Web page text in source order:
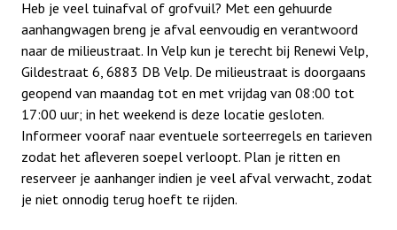
Heb je veel tuinafval of grofvuil? Met een gehuurde
aanhangwagen breng je afval eenvoudig en verantwoord
naar de milieustraat. In Velp kun je terecht bij Renewi Velp,
Gildestraat 6, 6883 DB Velp. De milieustraat is doorgaans
geopend van maandag tot en met vrijdag van 08:00 tot
17:00 uur; in het weekend is deze locatie gesloten.
Informeer vooraf naar eventuele sorteerregels en tarieven
zodat het afleveren soepel verloopt. Plan je ritten en
reserveer je aanhanger indien je veel afval verwacht, zodat
je niet onnodig terug hoeft te rijden.